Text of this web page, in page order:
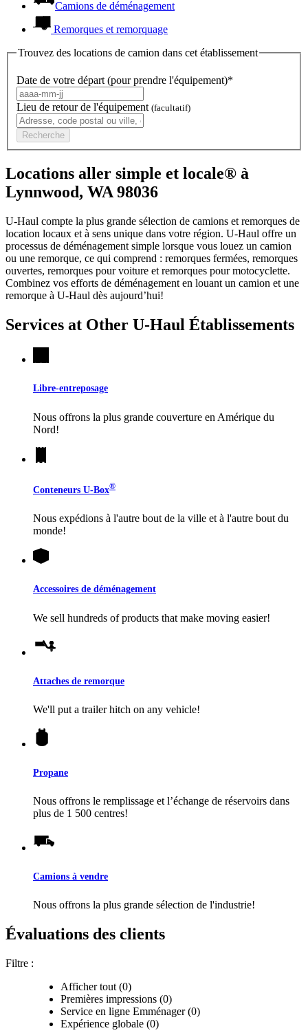
Camions de déménagement
Remorques et remorquage
Trouvez des locations de camion dans cet établissement
Date de votre départ (pour prendre l'équipement)*
Lieu de retour de l'équipement (facultatif)
Recherche
Locations aller simple et locale® à
Lynnwood, WA 98036
U-Haul compte la plus grande sélection de camions et remorques de
location locaux et à sens unique dans votre région. U-Haul offre un
processus de déménagement simple lorsque vous louez un camion
ou une remorque, ce qui comprend : remorques fermées, remorques
ouvertes, remorques pour voiture et remorques pour motocyclette.
Combinez vos efforts de déménagement en louant un camion et une
remorque à U-Haul dès aujourd’hui!
Services at Other U-Haul Établissements
Libre-entreposage
Nous offrons la plus grande couverture en Amérique du
Nord!
Conteneurs U-Box®
Nous expédions à l'autre bout de la ville et à l'autre bout du
monde!
Accessoires de déménagement
We sell hundreds of products that make moving easier!
Attaches de remorque
We'll put a trailer hitch on any vehicle!
Propane
Nous offrons le remplissage et l’échange de réservoirs dans
plus de 1 500 centres!
Camions à vendre
Nous offrons la plus grande sélection de l'industrie!
Évaluations des clients
Filtre :
Afficher tout (0)
Premières impressions (0)
Service en ligne Emménager (0)
Expérience globale (0)